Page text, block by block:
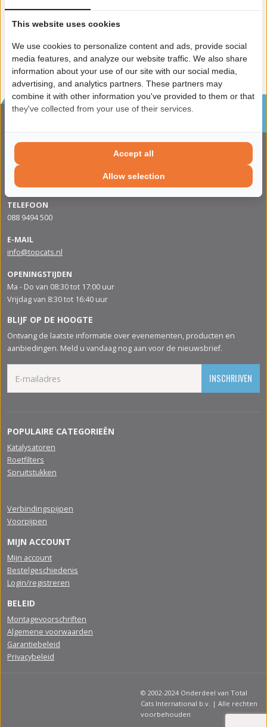
Merk Volley
Sinds 2002 de specialist in katalysatoren en
ADRES
Apolloweg 88
8239 DA Lelystad
TELEFOON
088 9494 500
E-MAIL
info@topcats.nl
OPENINGSTIJDEN
Ma - Do van 08:30 tot 17:00 uur
Vrijdag van 8:30 tot 16:40 uur
BLIJF OP DE HOOGTE
Ontvang de laatste informatie over evenementen, producten en
aanbiedingen. Meld u vandaag nog aan voor de nieuwsbrief.
INSCHRIJVEN
POPULAIRE CATEGORIEËN
Katalysatoren
Roetfilters
Spruitstukken
Verbindingspijpen
Voorpijpen
MIJN ACCOUNT
Mijn account
Bestelgeschiedenis
Login/registreren
BELEID
Montagevoorschriften
Algemene voorwaarden
Garantiebeleid
Privacybeleid
© 2002-2024 Onderdeel van Total
Cats International b.v. | Alle rechten
voorbehouden
This website uses cookies
We use cookies to personalize content and ads, provide social
media features, and analyze our website traffic. We also share
information about your use of our site with our social media,
advertising, and analytics partners. These partners may
combine it with other information you've provided to them or that
they've collected from your use of their services.
Allow selection
Accept all